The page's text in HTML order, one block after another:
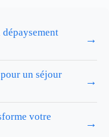
→
un séjour
→
votre
→